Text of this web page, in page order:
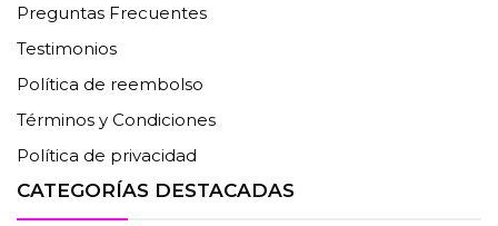
Preguntas Frecuentes
Testimonios
Política de reembolso
Términos y Condiciones
Política de privacidad
CATEGORÍAS DESTACADAS